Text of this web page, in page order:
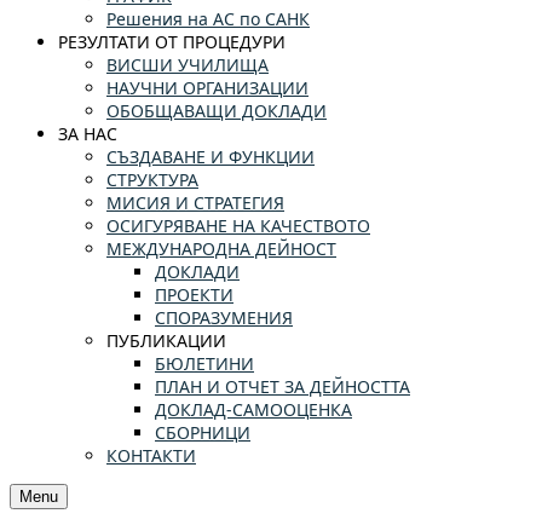
Решения на АС по САНК
РЕЗУЛТАТИ ОТ ПРОЦЕДУРИ
ВИСШИ УЧИЛИЩА
НАУЧНИ ОРГАНИЗАЦИИ
ОБОБЩАВАЩИ ДОКЛАДИ
ЗА НАС
СЪЗДАВАНЕ И ФУНКЦИИ
СТРУКТУРА
МИСИЯ И СТРАТЕГИЯ
ОСИГУРЯВАНЕ НА КАЧЕСТВОТО
МЕЖДУНАРОДНА ДЕЙНОСТ
ДОКЛАДИ
ПРОЕКТИ
СПОРАЗУМЕНИЯ
ПУБЛИКАЦИИ
БЮЛЕТИНИ
ПЛАН И ОТЧЕТ ЗА ДЕЙНОСТТА
ДОКЛАД-САМООЦЕНКА
СБОРНИЦИ
КОНТАКТИ
Menu